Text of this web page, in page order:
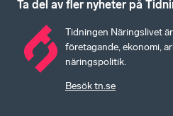
Ta del av fler nyheter på
Tidningen Näringslivet
företagande, ekonomi,
näringspolitik.
Besök tn.se